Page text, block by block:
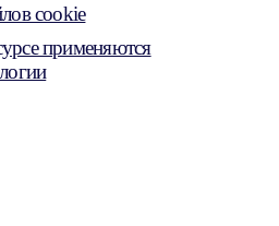
cookie
применяются